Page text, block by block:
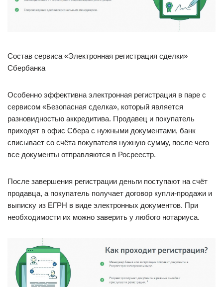
Состав сервиса «Электронная регистрация сделки»
Сбербанка
Особенно эффективна электронная регистрация в паре с
сервисом «Безопасная сделка», который является
разновидностью аккредитива. Продавец и покупатель
приходят в офис Сбера с нужными документами, банк
списывает со счёта покупателя нужную сумму, после чего
все документы отправляются в Росреестр.
После завершения регистрации деньги поступают на счёт
продавца, а покупатель получает договор купли-продажи и
выписку из ЕГРН в виде электронных документов. При
необходимости их можно заверить у любого нотариуса.